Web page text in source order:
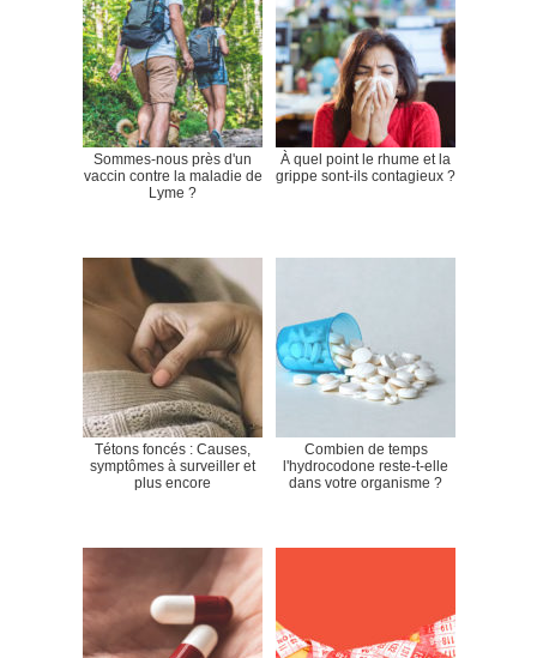
Sommes-nous près d'un
vaccin contre la maladie de
Lyme ?
À quel point le rhume et la
grippe sont-ils contagieux ?
Tétons foncés : Causes,
symptômes à surveiller et
plus encore
Combien de temps
l'hydrocodone reste-t-elle
dans votre organisme ?